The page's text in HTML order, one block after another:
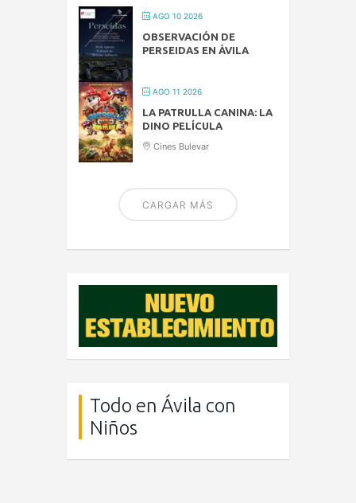
AGO 10 2026
OBSERVACIÓN DE
PERSEIDAS EN ÁVILA
AGO 11 2026
LA PATRULLA CANINA: LA
DINO PELÍCULA
Cines Bulevar
CARGAR MÁS
Todo en Ávila con
Niños